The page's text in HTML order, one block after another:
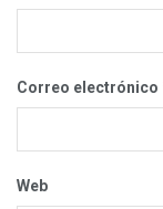
Correo electrónico
Web